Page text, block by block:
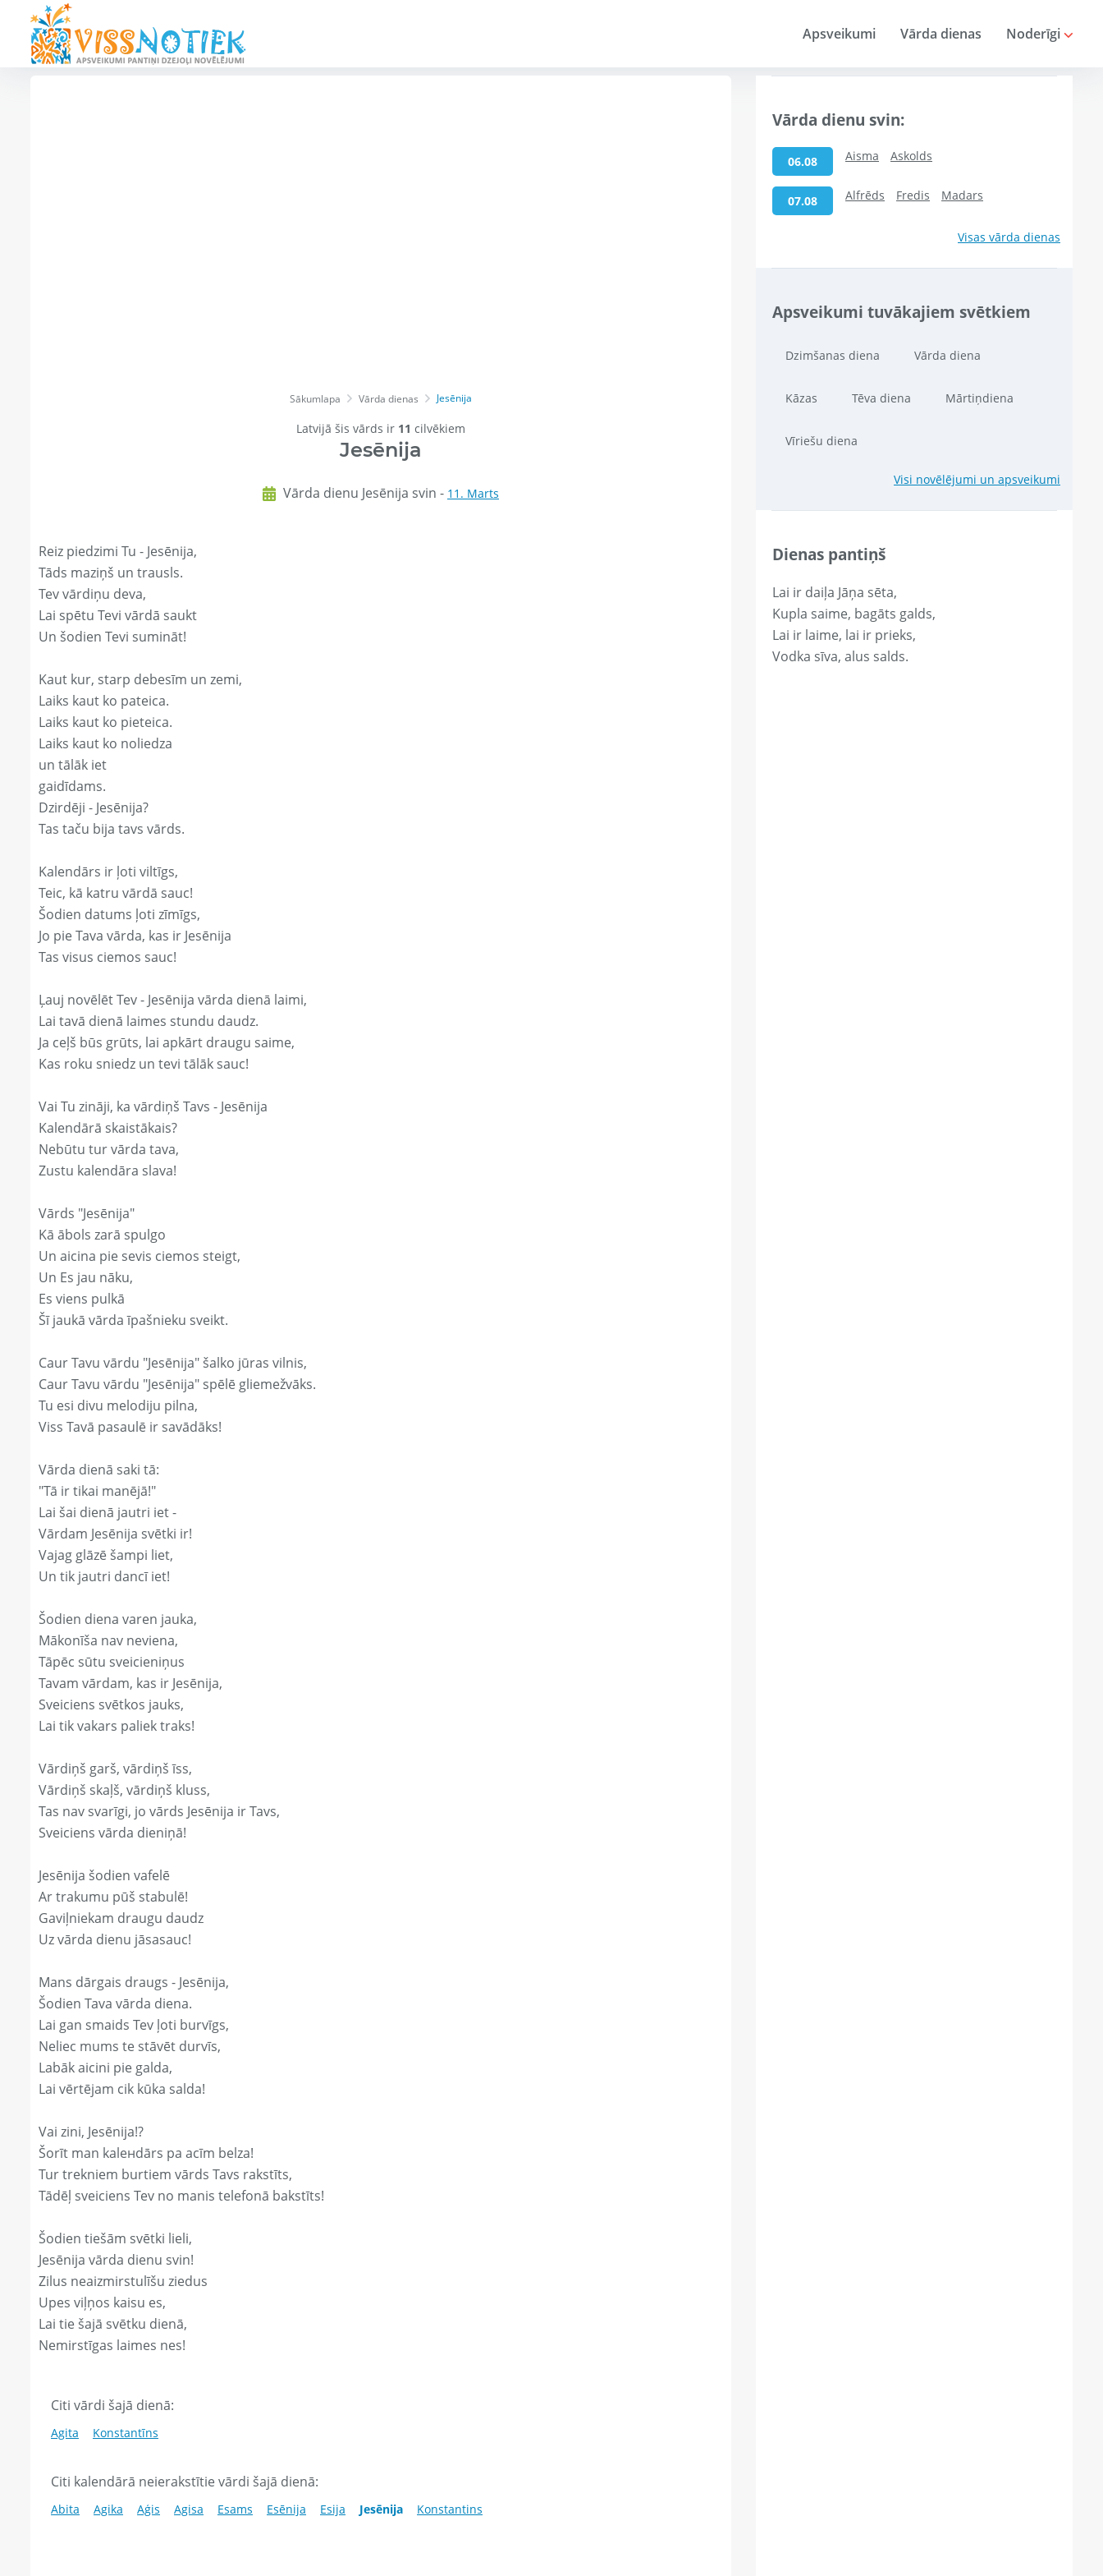
Apsveikumi Vārda dienas Noderīgi
Sākumlapa Vārda dienas Jesēnija
Latvijā šis vārds ir 11 cilvēkiem
Jesēnija
Vārda dienu Jesēnija svin - 11. Marts
Reiz piedzimi Tu - Jesēnija,
Tāds maziņš un trausls.
Tev vārdiņu deva,
Lai spētu Tevi vārdā saukt
Un šodien Tevi sumināt!
Kaut kur, starp debesīm un zemi,
Laiks kaut ko pateica.
Laiks kaut ko pieteica.
Laiks kaut ko noliedza
un tālāk iet
gaidīdams.
Dzirdēji - Jesēnija?
Tas taču bija tavs vārds.
Kalendārs ir ļoti viltīgs,
Teic, kā katru vārdā sauc!
Šodien datums ļoti zīmīgs,
Jo pie Tava vārda, kas ir Jesēnija
Tas visus ciemos sauc!
Ļauj novēlēt Tev - Jesēnija vārda dienā laimi,
Lai tavā dienā laimes stundu daudz.
Ja ceļš būs grūts, lai apkārt draugu saime,
Kas roku sniedz un tevi tālāk sauc!
Vai Tu zināji, ka vārdiņš Tavs - Jesēnija
Kalendārā skaistākais?
Nebūtu tur vārda tava,
Zustu kalendāra slava!
Vārds "Jesēnija"
Kā ābols zarā spulgo
Un aicina pie sevis ciemos steigt,
Un Es jau nāku,
Es viens pulkā
Šī jaukā vārda īpašnieku sveikt.
Caur Tavu vārdu "Jesēnija" šalko jūras vilnis,
Caur Tavu vārdu "Jesēnija" spēlē gliemežvāks.
Tu esi divu melodiju pilna,
Viss Tavā pasaulē ir savādāks!
Vārda dienā saki tā:
"Tā ir tikai manējā!"
Lai šai dienā jautri iet -
Vārdam Jesēnija svētki ir!
Vajag glāzē šampi liet,
Un tik jautri dancī iet!
Šodien diena varen jauka,
Mākonīša nav neviena,
Tāpēc sūtu sveicieniņus
Tavam vārdam, kas ir Jesēnija,
Sveiciens svētkos jauks,
Lai tik vakars paliek traks!
Vārdiņš garš, vārdiņš īss,
Vārdiņš skaļš, vārdiņš kluss,
Tas nav svarīgi, jo vārds Jesēnija ir Tavs,
Sveiciens vārda dieniņā!
Jesēnija šodien vafelē
Ar trakumu pūš stabulē!
Gaviļniekam draugu daudz
Uz vārda dienu jāsasauc!
Mans dārgais draugs - Jesēnija,
Šodien Tava vārda diena.
Lai gan smaids Tev ļoti burvīgs,
Neliec mums te stāvēt durvīs,
Labāk aicini pie galda,
Lai vērtējam cik kūka salda!
Vai zini, Jesēnija!?
Šorīt man kaleнdārs pa acīm belza!
Tur trekniem burtiem vārds Tavs rakstīts,
Tādēļ sveiciens Tev no manis telefonā bakstīts!
Šodien tiešām svētki lieli,
Jesēnija vārda dienu svin!
Zilus neaizmirstulīšu ziedus
Upes viļņos kaisu es,
Lai tie šajā svētku dienā,
Nemirstīgas laimes nes!
Citi vārdi šajā dienā:
Agita Konstantīns
Citi kalendārā neierakstītie vārdi šajā dienā:
Abita Agika Aģis Agisa Esams Esēnija Esija Jesēnija Konstantins
Vārda dienu svin:
06.08 Aisma Askolds
07.08 Alfrēds Fredis Madars
Visas vārda dienas
Apsveikumi tuvākajiem svētkiem
Dzimšanas diena Vārda diena
Kāzas Tēva diena Mārtiņdiena
Vīriešu diena
Visi novēlējumi un apsveikumi
Dienas pantiņš
Lai ir daiļa Jāņa sēta,
Kupla saime, bagāts galds,
Lai ir laime, lai ir prieks,
Vodka sīva, alus salds.